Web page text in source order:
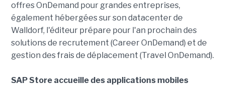
offres OnDemand pour grandes entreprises,
également hébergées sur son datacenter de
Walldorf, l'éditeur prépare pour l'an prochain des
solutions de recrutement (Career OnDemand) et de
gestion des frais de déplacement (Travel OnDemand).
SAP Store accueille des applications mobiles